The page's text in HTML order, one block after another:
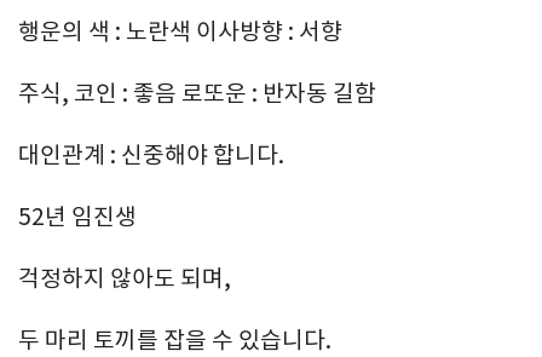
행운의 색 : 노란색 이사방향 : 서향
주식, 코인 : 좋음 로또운 : 반자동 길함
대인관계 : 신중해야 합니다.
52년 임진생
걱정하지 않아도 되며,
두 마리 토끼를 잡을 수 있습니다.